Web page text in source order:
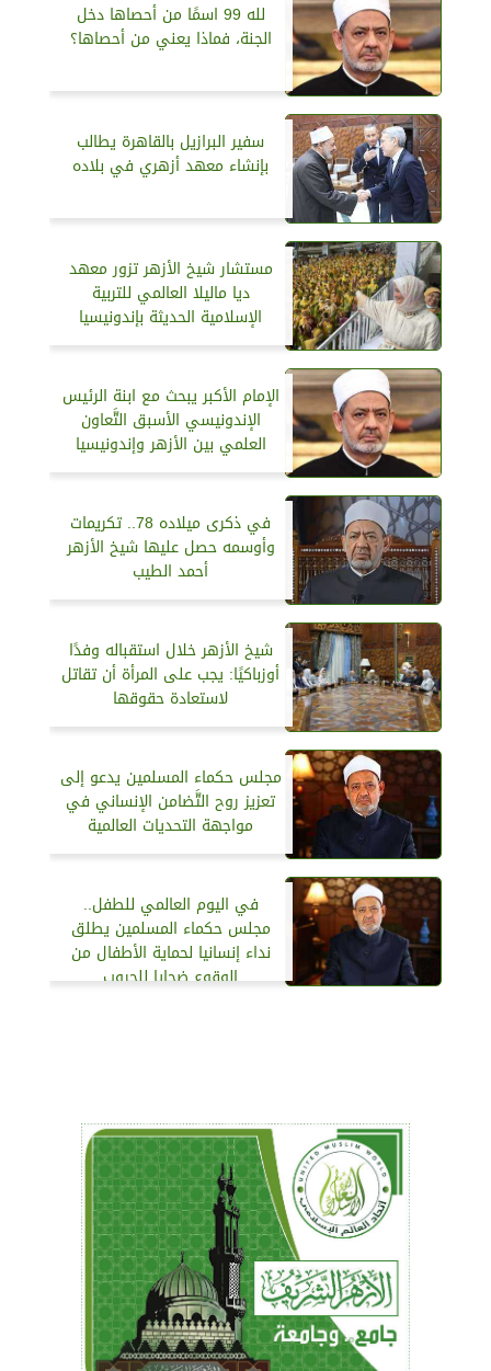
لله 99 اسمًا من أحصاها دخل
الجنة، فماذا يعني من أحصاها؟
سفير البرازيل بالقاهرة يطالب
بإنشاء معهد أزهري في بلاده
مستشار شيخ الأزهر تزور معهد
ديا ماليلا العالمي للتربية
الإسلامية الحديثة بإندونيسيا
الإمام الأكبر يبحث مع ابنة الرئيس
الإندونيسي الأسبق التَّعاون
العلمي بين الأزهر وإندونيسيا
في ذكرى ميلاده 78.. تكريمات
وأوسمه حصل عليها شيخ الأزهر
أحمد الطيب
شيخ الأزهر خلال استقباله وفدًا
أوزباكيًا: يجب على المرأة أن تقاتل
لاستعادة حقوقها
مجلس حكماء المسلمين يدعو إلى
تعزيز روح التَّضامن الإنساني في
مواجهة التحديات العالمية
في اليوم العالمي للطفل..
مجلس حكماء المسلمين يطلق
نداء إنسانيا لحماية الأطفال من
الوقوع ضحايا للحروب